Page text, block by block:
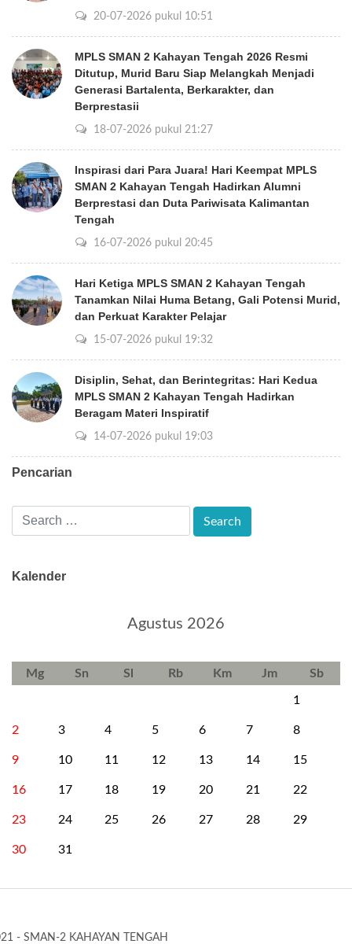
20-07-2026 pukul 10:51
MPLS SMAN 2 Kahayan Tengah 2026 Resmi
Ditutup, Murid Baru Siap Melangkah Menjadi
Generasi Bartalenta, Berkarakter, dan
Berprestasii
18-07-2026 pukul 21:27
Inspirasi dari Para Juara! Hari Keempat MPLS
SMAN 2 Kahayan Tengah Hadirkan Alumni
Berprestasi dan Duta Pariwisata Kalimantan
Tengah
16-07-2026 pukul 20:45
Hari Ketiga MPLS SMAN 2 Kahayan Tengah
Tanamkan Nilai Huma Betang, Gali Potensi Murid,
dan Perkuat Karakter Pelajar
15-07-2026 pukul 19:32
Disiplin, Sehat, dan Berintegritas: Hari Kedua
MPLS SMAN 2 Kahayan Tengah Hadirkan
Beragam Materi Inspiratif
14-07-2026 pukul 19:03
Pencarian
Kalender
Agustus 2026
Mg Sn Sl Rb Km Jm Sb
1
2 3 4 5 6 7 8
9 10 11 12 13 14 15
16 17 18 19 20 21 22
23 24 25 26 27 28 29
30 31
- SMAN-2 KAHAYAN TENGAH